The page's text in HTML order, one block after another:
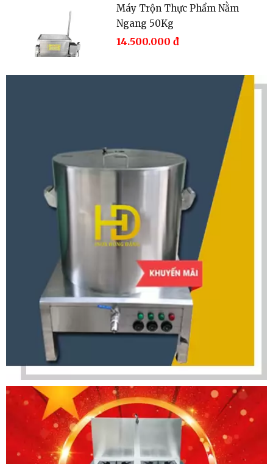
Ngang 50Kg
14.500.000đ
Tủ Sấy Thực Phẩm Đa Năng
23.000.000 đ
Nồi Nấu Cháo 60 Lít
Nồi Có Cánh Khuấy Lật
Nghiêng 150 Lít